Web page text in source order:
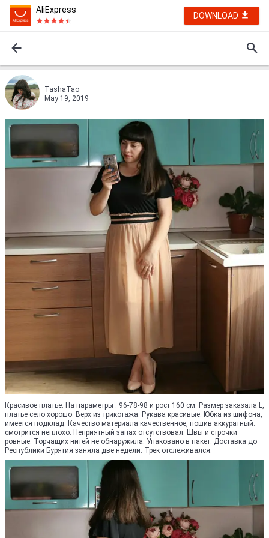
AliExpress
DOWNLOAD
TashaTao
May 19, 2019
Красивое платье. На параметры : 96-78-98 и рост 160 см. Размер заказала L,
платье село хорошо. Верх из трикотажа. Рукава красивые. Юбка из шифона,
имеется подклад. Качество материала качественное, пошив аккуратный.
смотрится неплохо. Неприятный запах отсутствовал. Швы и строчки
ровные. Торчащих нитей не обнаружила. Упаковано в пакет. Доставка до
Республики Бурятия заняла две недели. Трек отслеживался.